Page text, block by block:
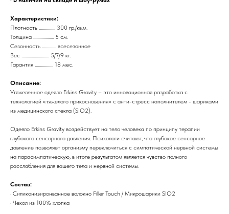
Характеристики:
Плотность ................ 300 гр./кв.м.
Толщина .................... 5 см.
Сезонность .............. всесезонное
Вес ........................... 5/7/9 кг.
Гарантия .................. 18 мес.
Описание:
Утяжеленное одеяло Erkins Gravity – это инновационная разработка с
технологией «тяжелого прикосновения» с анти-стресс наполнителем - шариками
из медицинского стекла (SIO2).
Одеяло Erkins Gravity воздействует на тело человека по принципу терапии
глубокого сенсорного давления. Психологи считают, что глубокое сенсорное
давление позволяет организму переключиться с симпатической нервной системы
на парасимпатическую, в итоге результатом является чувство полного
расслабления для вашего тела и нервной системы.
Состав:
· Силиконизиронванное волокно Filler Touch / Микрошарики SIO2
· Чехол из 100% хлопка